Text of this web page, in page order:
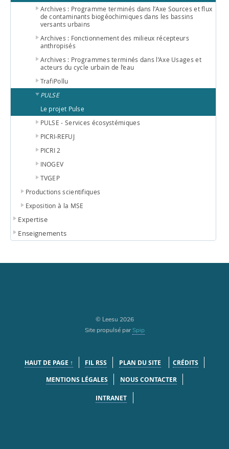
Archives : Programme terminés dans l’Axe Sources et flux
de contaminants biogéochimiques dans les bassins
versants urbains
Archives : Fonctionnement des milieux récepteurs
anthropisés
Archives : Programmes terminés dans l’Axe Usages et
acteurs du cycle urbain de l’eau
TrafiPollu
PULSE
Le projet Pulse
PULSE - Services écosystémiques
PICRI-REFUJ
PICRI 2
INOGEV
TVGEP
Productions scientifiques
Exposition à la MSE
Expertise
Enseignements
© Leesu 2026
Site propulsé parSpip
HAUT DE PAGE ↑ FIL RSS PLAN DU SITE
CRÉDITS
MENTIONS LÉGALES
NOUS CONTACTER
INTRANET